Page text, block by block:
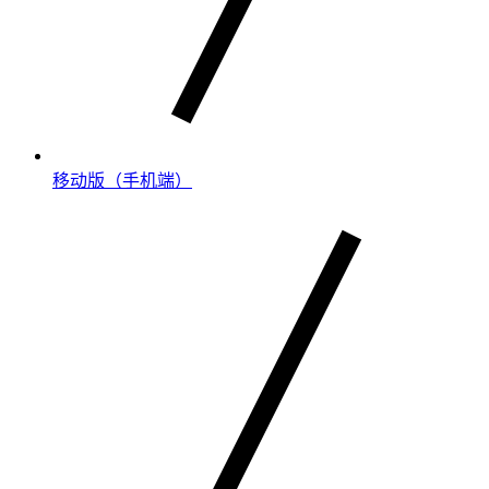
移动版（手机端）